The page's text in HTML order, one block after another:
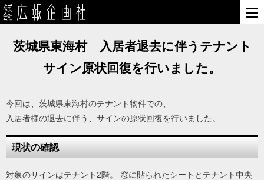
茨城県東海村 入居者退去に伴うテナント
サイン原状回復を行いました。
今回は、茨城県東海村のテナント物件での、
入居者様の退去に伴う、サインの原状回復を行いました。
現状の確認
対象のサインはテナント2階。 窓に貼られたシートとテナント中央